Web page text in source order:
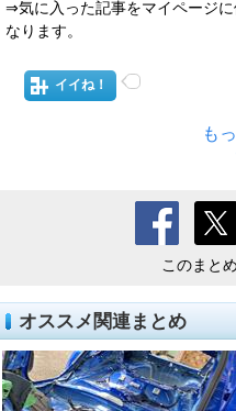
⇒気に入った記事をマイページ
なります。
イイね！
も
このまと
オススメ関連まとめ